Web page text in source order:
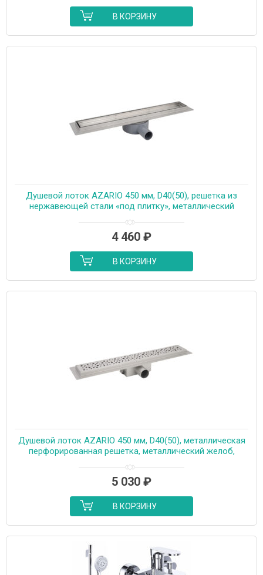
В КОРЗИНУ
Душевой лоток AZARIO 450 мм, D40(50), решетка из
нержавеющей стали «под плитку», металлический
(AZT3TILE450)
4 460 ₽
В КОРЗИНУ
Душевой лоток AZARIO 450 мм, D40(50), металлическая
перфорированная решетка, металлический желоб,
5 030 ₽
В КОРЗИНУ